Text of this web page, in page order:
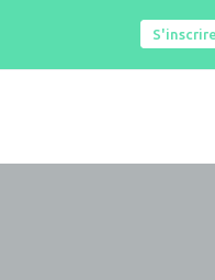
S'inscrire